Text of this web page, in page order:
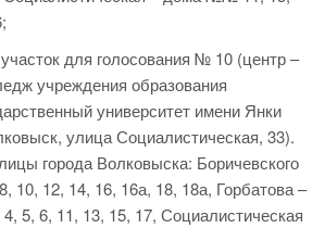
для голосования № 10 (центр –
учреждения образования
университет имени Янки
улица Социалистическая, 33).
города Волковыска: Боричевского
12, 14, 16, 16а, 18, 18а, Горбатова –
5, 6, 11, 13, 15, 17, Социалистическая